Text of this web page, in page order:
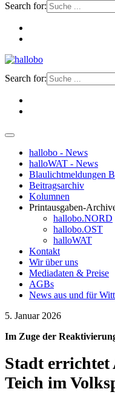
Search for:
Search for:
hallobo - News
halloWAT - News
Blaulichtmeldungen
Beitragsarchiv
Kolumnen
Printausgaben-
hallobo.NORD
hallobo.OST
halloWAT
Kontakt
Wir über uns
Mediadaten & Preise
AGBs
News aus und für
5. Januar 2026
Im Zuge der
Stadt errichtet
Teich im